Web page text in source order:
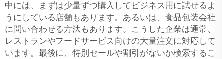
中には、まずは少量ずつ購入してビジネス用に試せるよ
うにしている店舗もあります。あるいは、食品包装会社
に問い合わせる方法もあります。こうした企業は通常、
レストランやフードサービス向けの大量注文に対応して
います。最後に、特別セールや割引がないか検索するこ